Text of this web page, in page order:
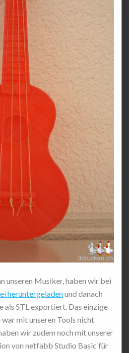
unseren Musiker, haben wir bei
heruntergeladenund danach
als STL exportiert. Das einzige
mit unseren Tools nicht
wir zudem noch mit unserer
von netfabb Studio Basic für